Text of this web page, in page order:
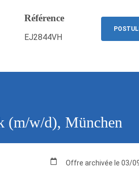
Sauvegarder
Référence
EJ2844VH
(m/w/d), München
Offre archivée le 03/